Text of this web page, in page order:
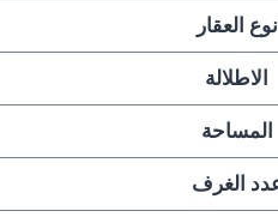
نوع العقار
الاطلالة
المساحة
الغرف